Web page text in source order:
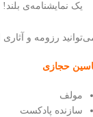
یک نمایشنامه‌ی بلند!
رزومه و آثاری
حجازی
مولف
سازنده پادکست